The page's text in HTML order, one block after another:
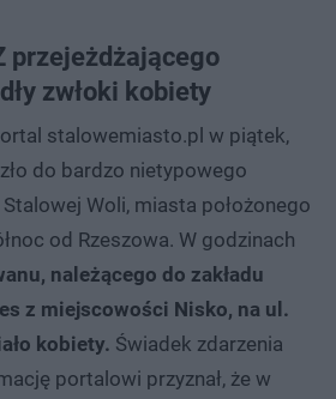
przejeżdżającego
zwłoki kobiety
stalowemiasto.pl w piątek,
do bardzo nietypowego
Woli, miasta położonego
od Rzeszowa. W godzinach
należącego do zakładu
z miejscowości Nisko, na ul.
kobiety. Świadek zdarzenia
portalowi przyznał, że w